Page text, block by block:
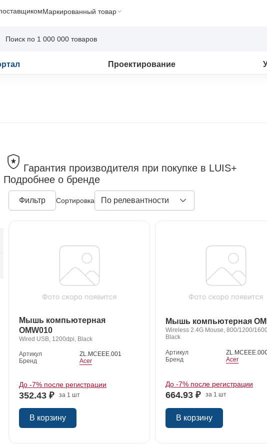
Маркированный товар
Проектирование
Гарантия производителя при покупке в LUIS+
Подробнее о бренде
Фильтр Сортировка По релевантности
Мышь компьютерная
OMW010
Wired USB, 1200dpi, Black
Артикул
ZL.MCEEE.001
Бренд
Acer
До -7% после регистрации
352.43 ₽ за 1 шт
В корзину
Мышь компьютерная
Wireless 2.4G Mouse, 800/1200/
Black
Артикул
Бренд
Acer
До -7% после регистрации
664.93 ₽ за 1 шт
В корзину